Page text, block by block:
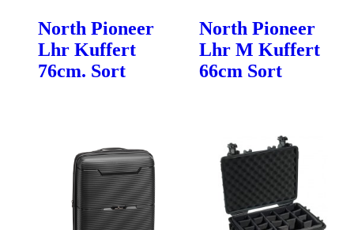
North Pioneer
Lhr Kuffert
76cm. Sort
North Pioneer
Lhr M Kuffert
66cm Sort